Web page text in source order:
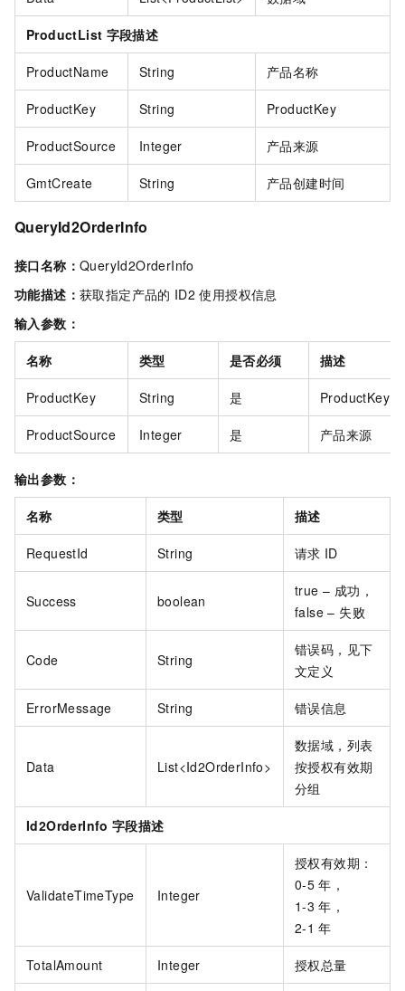
ProductList 字段描述
ProductName String 产品名称
ProductKey String ProductKey
ProductSource Integer 产品来源
GmtCreate String 产品创建时间
QueryId2OrderInfo
接口名称： QueryId2OrderInfo
功能描述： 获取指定产品的 ID2 使用授权信息
输入参数：
名称 类型 是否必须 描述
ProductKey String 是 ProductKey
ProductSource Integer 是 产品来源
输出参数：
名称 类型 描述
RequestId String 请求 ID
Success boolean
true – 成功，
false – 失败
Code String
错误码，见下
文定义
ErrorMessage String 错误信息
Data List<Id2OrderInfo>
数据域，列表
按授权有效期
分组
Id2OrderInfo 字段描述
ValidateTimeType Integer
授权有效期：
0-5 年，
1-3 年，
2-1 年
TotalAmount Integer 授权总量